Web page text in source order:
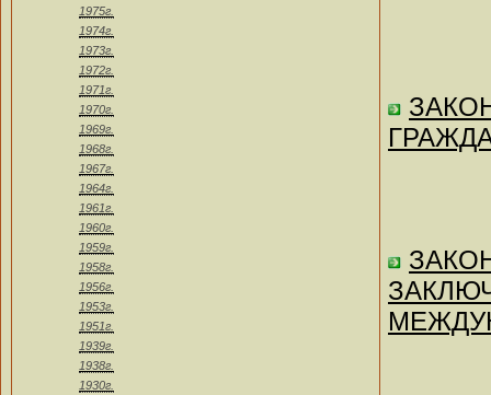
1975г.
1974г.
1973г.
1972г.
1971г.
1970г.
1969г.
1968г.
1967г.
1964г.
1961г.
1960г.
1959г.
1958г.
1956г.
1953г.
1951г.
1939г.
1938г.
1930г.